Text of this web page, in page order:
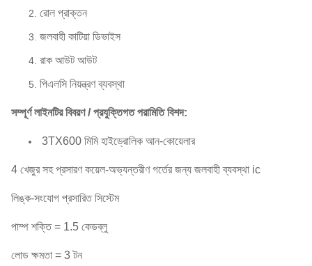
রোল প্রাক্তন
জলবাহী কাটিয়া ডিভাইস
রাক আউট আউট
পিএলসি নিয়ন্ত্রণ ব্যবস্থা
সম্পূর্ণ লাইনটির বিবরণ / প্রযুক্তিগত পরামিতি বিশদ:
3TX600 মিমি হাইড্রোলিক আন-কোয়েলার
4 খেজুর সহ প্রসারণ কয়েল-অভ্যন্তরীণ গর্তের জন্য জলবাহী ব্যবস্থা ic
লিঙ্ক-সংযোগ প্রসারিত সিস্টেম
পাম্প শক্তি = 1.5 কেডব্লু
লোড ক্ষমতা = 3 টন